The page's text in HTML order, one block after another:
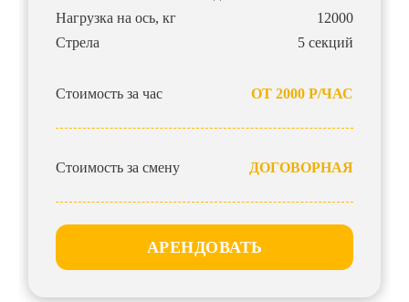
Нагрузка на ось, кг
12000
Стрела
5 секций
Стоимость за час ОТ 2000 Р/ЧАС
Стоимость за смену ДОГОВОРНАЯ
АРЕНДОВАТЬ